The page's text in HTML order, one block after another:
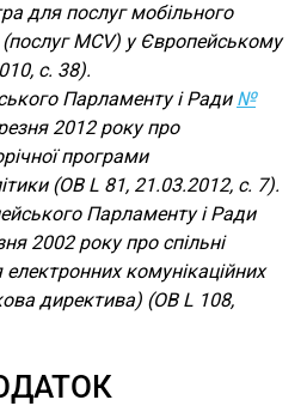
для послуг мобільного
(послуг MCV) у Європейському
с. 38).
Парламенту і Ради №
2012 року про
програми
(ОВ L 81, 21.03.2012, с. 7).
Парламенту і Ради
2002 року про спільні
комунікаційних
директива) (ОВ L 108,